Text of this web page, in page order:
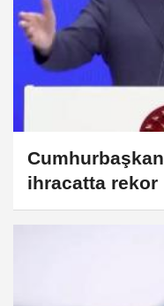
ihracatta rekor
geleneğiyle